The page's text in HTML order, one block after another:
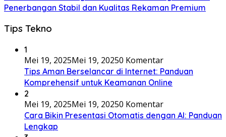
Penerbangan Stabil dan Kualitas Rekaman Premium
Tips Tekno
1
Mei 19, 2025Mei 19, 20250 Komentar
Tips Aman Berselancar di Internet: Panduan
Komprehensif untuk Keamanan Online
2
Mei 19, 2025Mei 19, 20250 Komentar
Cara Bikin Presentasi Otomatis dengan AI: Panduan
Lengkap